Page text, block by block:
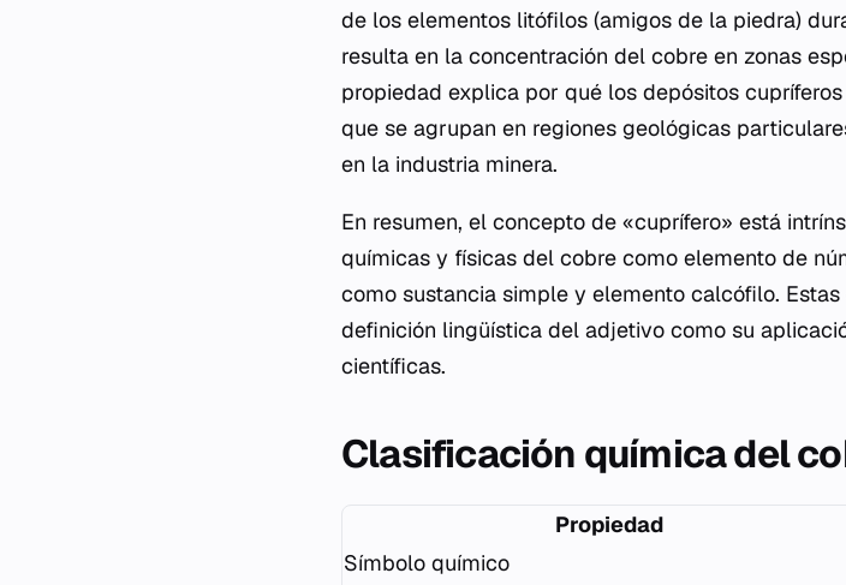
de los elementos litófilos (amigos de la piedra)
resulta en la concentración del cobre en zonas
propiedad explica por qué los depósitos
que se agrupan en regiones geológicas
en la industria minera.
En resumen, el concepto de «cuprífero» está
químicas y físicas del cobre como elemento de
como sustancia simple y elemento calcófilo.
definición lingüística del adjetivo como su
científicas.
Clasificación química del
Propiedad
Símbolo químico